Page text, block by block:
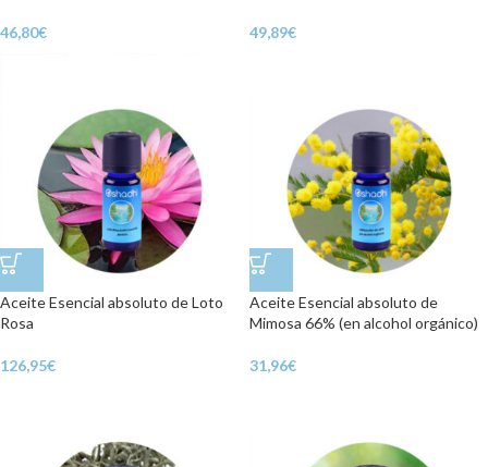
46,80€ 49,89€
Aceite Esencial absoluto de Loto
Rosa
126,95€
Aceite Esencial absoluto de
Mimosa 66% (en alcohol orgánico)
31,96€